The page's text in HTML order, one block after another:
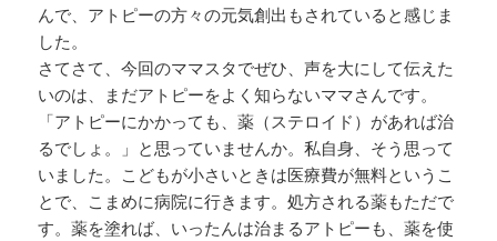
んで、アトピーの方々の元気創出もされていると感じま
した。
さてさて、今回のママスタでぜひ、声を大にして伝えた
いのは、まだアトピーをよく知らないママさんです。
「アトピーにかかっても、薬（ステロイド）があれば治
るでしょ。」と思っていませんか。私自身、そう思って
いました。こどもが小さいときは医療費が無料というこ
とで、こまめに病院に行きます。処方される薬もただで
す。薬を塗れば、いったんは治まるアトピーも、薬を使